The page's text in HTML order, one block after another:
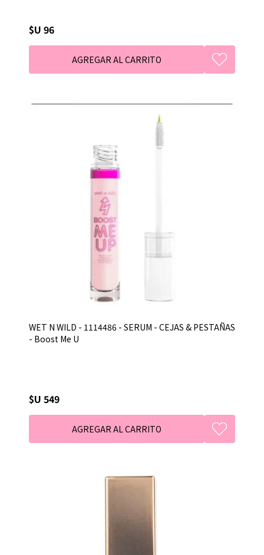
$U 96
WET N WILD - 1114486 - SERUM - CEJAS & PESTAÑAS
- Boost Me U
$U 549